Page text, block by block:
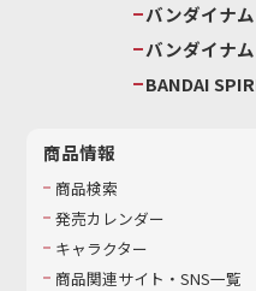
バンダイナ
バンダイナ
BANDAI
商品情報
商品検索
発売カレンダー
キャラクター
商品関連サイト・SNS一覧